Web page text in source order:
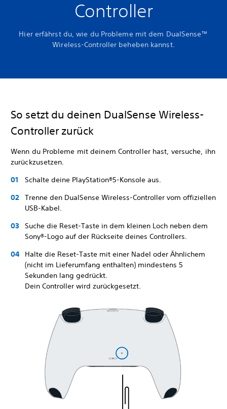
Controller
Hier erfährst du, wie du Probleme mit dem DualSense™
Wireless-Controller beheben kannst.
So setzt du deinen DualSense Wireless-
Controller zurück
Wenn du Probleme mit deinem Controller hast, versuche, ihn
zurückzusetzen.
Schalte deine PlayStation®5-Konsole aus.
Trenne den DualSense Wireless-Controller vom offiziellen
USB-Kabel.
Suche die Reset-Taste in dem kleinen Loch neben dem
Sony®-Logo auf der Rückseite deines Controllers.
Halte die Reset-Taste mit einer Nadel oder Ähnlichem
(nicht im Lieferumfang enthalten) mindestens 5
Sekunden lang gedrückt.
Dein Controller wird zurückgesetzt.